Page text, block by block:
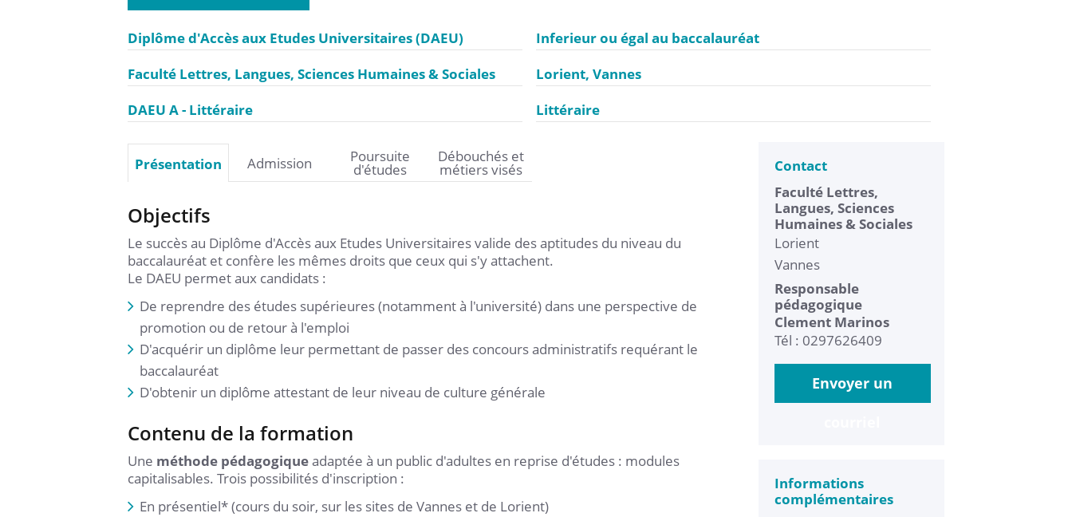
Diplôme d'Accès aux Etudes Universitaires (DAEU)
Inferieur ou égal au baccalauréat
Faculté Lettres, Langues, Sciences Humaines & Sociales
Lorient Vannes
DAEU A - Littéraire
Littéraire
Présentation Admission Poursuite
d'études
Débouchés et
métiers visés
Objectifs
Le succès au Diplôme d'Accès aux Etudes Universitaires valide des aptitudes du niveau du
baccalauréat et confère les mêmes droits que ceux qui s'y attachent.
Le DAEU permet aux candidats :
De reprendre des études supérieures (notamment à l'université) dans une perspective de
promotion ou de retour à l'emploi
D'acquérir un diplôme leur permettant de passer des concours administratifs requérant le
baccalauréat
D'obtenir un diplôme attestant de leur niveau de culture générale
Contenu de la formation
Une méthode pédagogiqueadaptée à un public d'adultes en reprise d'études : modules
capitalisables. Trois possibilités d'inscription :
En présentiel* (cours du soir, sur les sites de Vannes et de Lorient)
Contact
Faculté Lettres,
Langues, Sciences
Humaines & Sociales
Lorient
Vannes
Responsable
pédagogique
Clement Marinos
Tél : 0297626409
Envoyer un
Informations
complémentaires